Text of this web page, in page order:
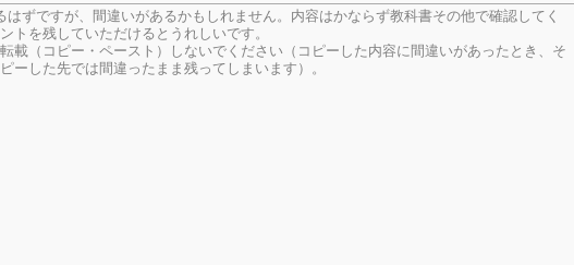
ずですが、間違いがあるかもしれません。内容はかならず教科書その他で確認してく
トを残していただけるとうれしいです。
（コピー・ペースト）しないでください（コピーした内容に間違いがあったとき、そ
した先では間違ったまま残ってしまいます）。